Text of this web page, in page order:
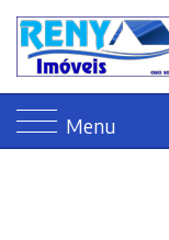
Menu